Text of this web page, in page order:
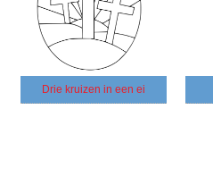
Drie kruizen in een ei